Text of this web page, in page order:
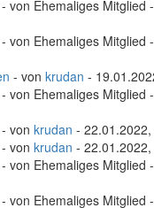
- von Ehemaliges Mitglied
- von Ehemaliges Mitglied
- von krudan -
- von Ehemaliges Mitglied
- von krudan -
- von krudan -
- von Ehemaliges Mitglied
- von Ehemaliges Mitglied